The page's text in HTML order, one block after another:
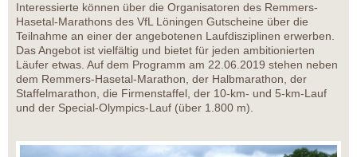
Interessierte können über die Organisatoren des Remmers-
Hasetal-Marathons des VfL Löningen Gutscheine über die
Teilnahme an einer der angebotenen Laufdisziplinen erwerben.
Das Angebot ist vielfältig und bietet für jeden ambitionierten
Läufer etwas. Auf dem Programm am 22.06.2019 stehen neben
dem Remmers-Hasetal-Marathon, der Halbmarathon, der
Staffelmarathon, die Firmenstaffel, der 10-km- und 5-km-Lauf
und der Special-Olympics-Lauf (über 1.800 m).